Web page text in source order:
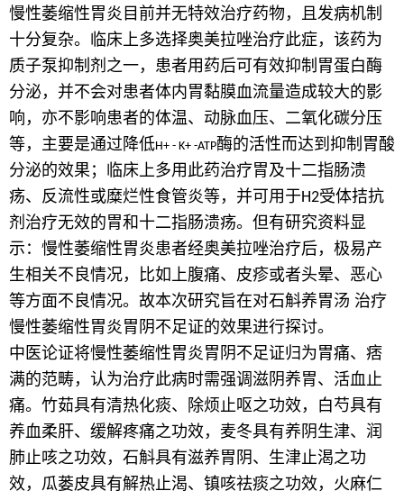
慢性萎缩性胃炎目前并无特效治疗药物，且发病机制
十分复杂。临床上多选择奥美拉唑治疗此症，该药为
质子泵抑制剂之一，患者用药后可有效抑制胃蛋白酶
分泌，并不会对患者体内胃黏膜血流量造成较大的影
响，亦不影响患者的体温、动脉血压、二氧化碳分压
等，主要是通过降低H+ - K+ -ATP酶的活性而达到抑制胃酸
分泌的效果；临床上多用此药治疗胃及十二指肠溃
疡、反流性或糜烂性食管炎等，并可用于H2受体拮抗
剂治疗无效的胃和十二指肠溃疡。但有研究资料显
示：慢性萎缩性胃炎患者经奥美拉唑治疗后，极易产
生相关不良情况，比如上腹痛、皮疹或者头晕、恶心
等方面不良情况。故本次研究旨在对石斛养胃汤 治疗
慢性萎缩性胃炎胃阴不足证的效果进行探讨。
中医论证将慢性萎缩性胃炎胃阴不足证归为胃痛、痞
满的范畴，认为治疗此病时需强调滋阴养胃、活血止
痛。竹茹具有清热化痰、除烦止呕之功效，白芍具有
养血柔肝、缓解疼痛之功效，麦冬具有养阴生津、润
肺止咳之功效，石斛具有滋养胃阴、生津止渴之功
效，瓜蒌皮具有解热止渴、镇咳祛痰之功效，火麻仁